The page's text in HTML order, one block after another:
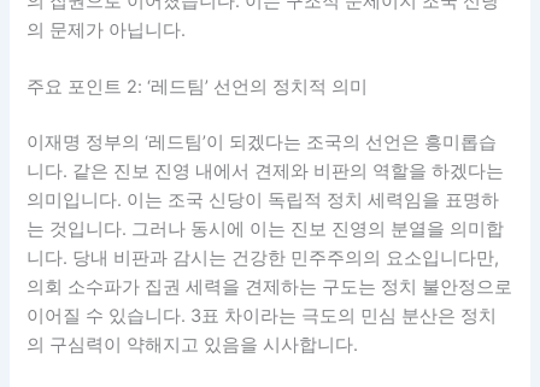
의 문제가 아닙니다.
주요 포인트 2: ‘레드팀’ 선언의 정치적 의미
이재명 정부의 ‘레드팀’이 되겠다는 조국의 선언은 흥미롭습
니다. 같은 진보 진영 내에서 견제와 비판의 역할을 하겠다는
의미입니다. 이는 조국 신당이 독립적 정치 세력임을 표명하
는 것입니다. 그러나 동시에 이는 진보 진영의 분열을 의미합
니다. 당내 비판과 감시는 건강한 민주주의의 요소입니다만,
의회 소수파가 집권 세력을 견제하는 구도는 정치 불안정으로
이어질 수 있습니다. 3표 차이라는 극도의 민심 분산은 정치
의 구심력이 약해지고 있음을 시사합니다.